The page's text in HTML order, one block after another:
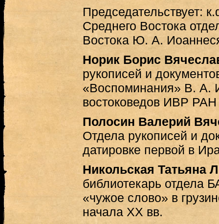
Председательствует:
Среднего Востока
Востока Ю. А.
Норик Борис
рукописей и
«Воспоминания» В. А.
востоковедов ИВР РАН
Полосин Валерий
Отдела рукописей и
датировке первой в
Никольская Татьяна
библиотекарь
«чужое слово» в
начала XX вв.